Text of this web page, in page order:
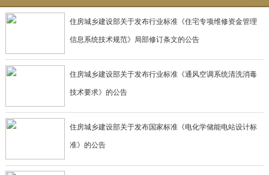
住房城乡建设部关于发布行业标准《住宅专项维修资金管理
信息系统技术规范》局部修订条文的公告
住房城乡建设部关于发布行业标准《通风空调系统清洗消毒
技术要求》的公告
住房城乡建设部关于发布国家标准《电化学储能电站设计标
准》的公告